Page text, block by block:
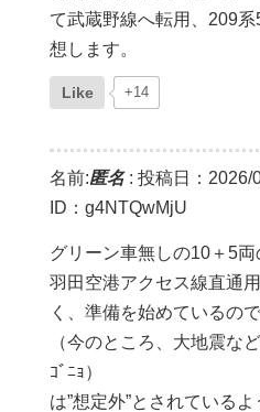
て武蔵野線へ転用、209
想します。
Like +14
名前:匿名: 投稿日：2026/
ID：g4NTQwMjU
グリーン車無しの10＋5両
羽田空港アクセス線直通
く、準備を始めているの
（今のところ、大地震な
ｺﾞﾆｮ）
は”想定外”とされているよ